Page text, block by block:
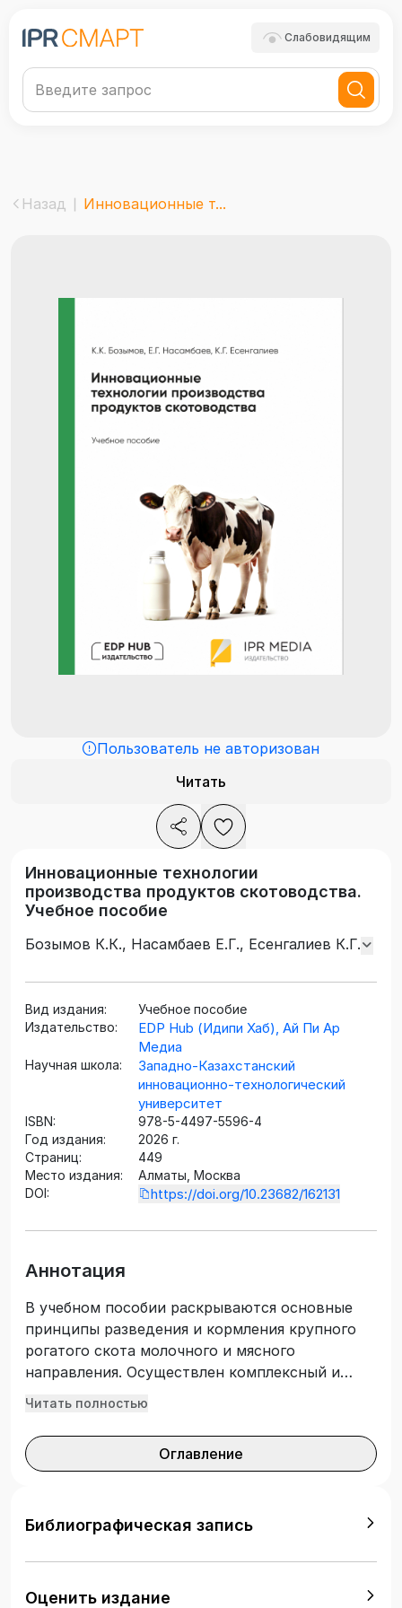
Слабовидящим
Назад Инновационные т...
Пользователь не авторизован
Читать
Инновационные технологии
производства продуктов скотоводства.
Учебное пособие
Бозымов К.К., Насамбаев Е.Г., Есенгалиев К.Г.
Вид издания:
Учебное пособие
Издательство:
EDP Hub (Идипи Хаб), Ай Пи Ар
Медиа
Научная школа:
Западно-Казахстанский
инновационно-технологический
университет
ISBN:
978-5-4497-5596-4
Год издания:
2026 г.
Страниц:
449
Место издания:
Алматы, Москва
DOI:
https://doi.org/10.23682/162131
Аннотация
В учебном пособии раскрываются основные
принципы разведения и кормления крупного
рогатого скота молочного и мясного
направления. Осуществлен комплексный и
аналитический подход к описанию
продуктов скотоводства — молока и
говядины. Учебное пособие разработано в
докторантуры специальностей «Ветеринария с
производства продукции животноводства»
(группа специальностей
Читать полностью
Оглавление
Библиографическая запись
Оценить издание